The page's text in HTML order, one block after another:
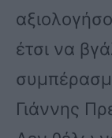
έτσι να
Γιάννης